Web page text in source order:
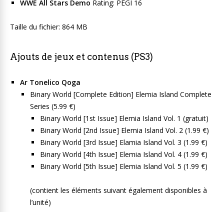
WWE All Stars Demo Rating: PEGI 16
Taille du fichier: 864 MB
Ajouts de jeux et contenus (PS3)
Ar Tonelico Qoga
Binary World [Complete Edition] Elemia Island Complete
Series (5.99 €)
Binary World [1st Issue] Elemia Island Vol. 1 (gratuit)
Binary World [2nd Issue] Elemia Island Vol. 2 (1.99 €)
Binary World [3rd Issue] Elamia Island Vol. 3 (1.99 €)
Binary World [4th Issue] Elemia Island Vol. 4 (1.99 €)
Binary World [5th Issue] Elemia Island Vol. 5 (1.99 €)
(contient les éléments suivant également disponibles à
l’unité)